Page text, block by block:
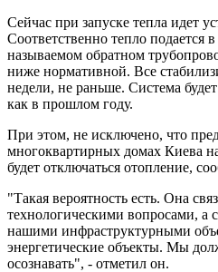
Сейчас при запуске тепла идет
Соответственно тепло подается
называемом обратном
ниже нормативной. Все
недели, не раньше. Система
как в прошлом году.
При этом, не исключено, что
многоквартирных домах Киева
будет отключаться отопление,
"Такая вероятность есть. Она
технологическими вопросами, а
нашими инфраструктурными
энергетические объекты. Мы
осознавать", - отметил он.